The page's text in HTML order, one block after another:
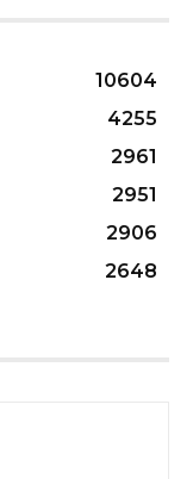
10604
4255
2961
2951
2906
2648